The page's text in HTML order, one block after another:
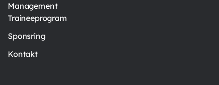
Management
Traineeprogram
Sponsring
Kontakt